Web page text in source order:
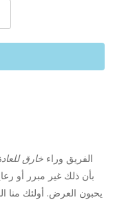
الفريق وراء خارق
بأن ذلك غير مبرر أو
يحبون العرض. أولئك منا